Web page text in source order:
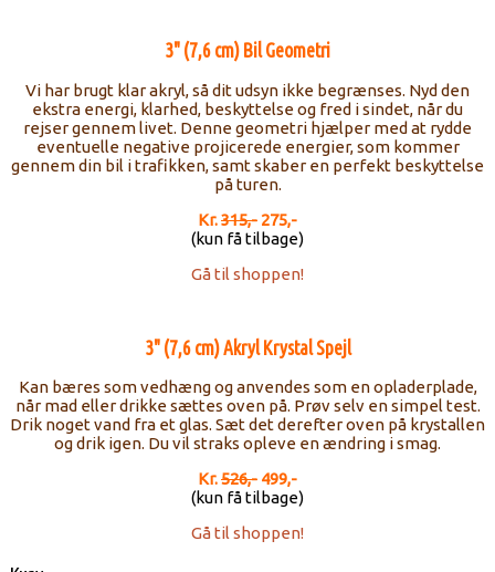
3" (7,6 cm) Bil Geometri
Vi har brugt klar akryl, så dit udsyn ikke begrænses. Nyd den
ekstra energi, klarhed, beskyttelse og fred i sindet, når du
rejser gennem livet. Denne geometri hjælper med at rydde
eventuelle negative projicerede energier, som kommer
gennem din bil i trafikken, samt skaber en perfekt beskyttelse
på turen.
Kr.315,- 275,-
(kun få tilbage)
Gå til shoppen!
3" (7,6 cm) Akryl Krystal Spejl
Kan bæres som vedhæng og anvendes som en opladerplade,
når mad eller drikke sættes oven på. Prøv selv en simpel test.
Drik noget vand fra et glas. Sæt det derefter oven på krystallen
og drik igen. Du vil straks opleve en ændring i smag.
Kr.526,- 499,-
(kun få tilbage)
Gå til shoppen!